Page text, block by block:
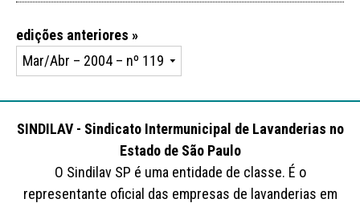
edições anteriores »
SINDILAV - Sindicato Intermunicipal de Lavanderias no
Estado de São Paulo
O Sindilav SP é uma entidade de classe. É o
representante oficial das empresas de lavanderias em